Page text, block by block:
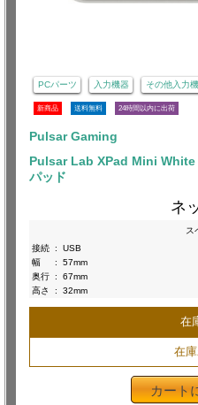
PCパーツ 入力機器 その他入力
新商品 送料無料 24時間以内に出荷
Pulsar Gaming
Pulsar Lab XPad Mini
パッド
ネ
ス
接続 :
USB
幅
:
57mm
奥行 :
67mm
高さ
: 32mm
在
在
カート